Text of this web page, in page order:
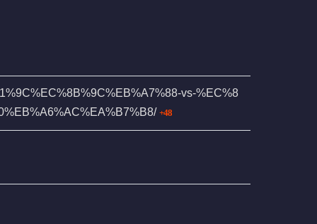
vs-%EC%8
48회 연결